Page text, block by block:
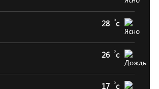
28 c
26 c
17 c